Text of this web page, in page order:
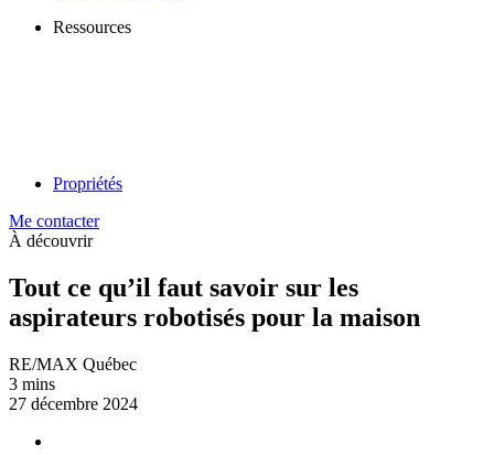
Ressources
Propriétés
Me contacter
À découvrir
Tout ce qu’il faut savoir sur les
aspirateurs robotisés pour la maison
RE/MAX Québec
3 mins
27 décembre 2024